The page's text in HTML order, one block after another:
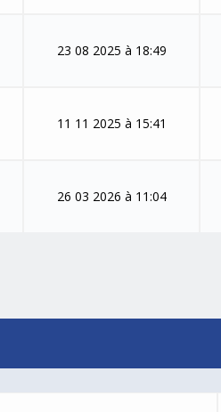
23 08 2025 à 18:49
11 11 2025 à 15:41
26 03 2026 à 11:04